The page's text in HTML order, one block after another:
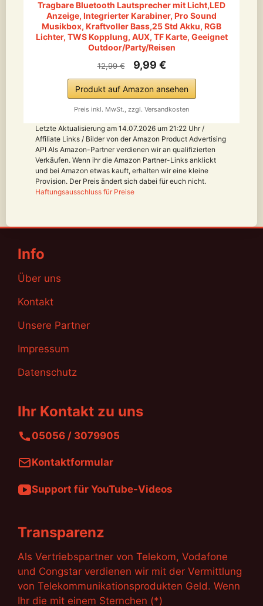
Tragbare Bluetooth Lautsprecher mit Licht,LED
Anzeige, Integrierter Karabiner, Pro Sound
Musikbox, Kraftvoller Bass,25 Std Akku, RGB
Lichter, TWS Kopplung, AUX, TF Karte, Geeignet
Outdoor/Party/Reisen
12,99 € 9,99 €
Produkt auf Amazon ansehen
Preis inkl. MwSt., zzgl. Versandkosten
Letzte Aktualisierung am 14.07.2026 um 21:22 Uhr /
Affiliate Links / Bilder von der Amazon Product Advertising
API Als Amazon-Partner verdienen wir an qualifizierten
Verkäufen. Wenn ihr die Amazon Partner-Links anklickt
und bei Amazon etwas kauft, erhalten wir eine kleine
Provision. Der Preis ändert sich dabei für euch nicht.
Haftungsausschluss für Preise
Info
Über uns
Kontakt
Unsere Partner
Impressum
Datenschutz
Ihr Kontakt zu uns
05056 / 3079905
Kontaktformular
Support für YouTube-Videos
Transparenz
Als Vertriebspartner von Telekom, Vodafone
und Congstar verdienen wir mit der Vermittlung
von Telekommunikationsprodukten Geld. Wenn
Ihr die mit einem Sternchen (*)